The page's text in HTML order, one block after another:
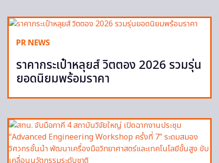
PR NEWS
ราคากระเป๋าหลุยส์ วิตตอง 2026 รวมรุ่น
ยอดนิยมพร้อมราคา